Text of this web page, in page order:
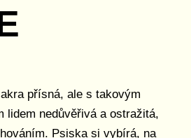
přísná, ale s takovým
lidem nedůvěřivá a ostražitá,
Psiska si vybírá, na